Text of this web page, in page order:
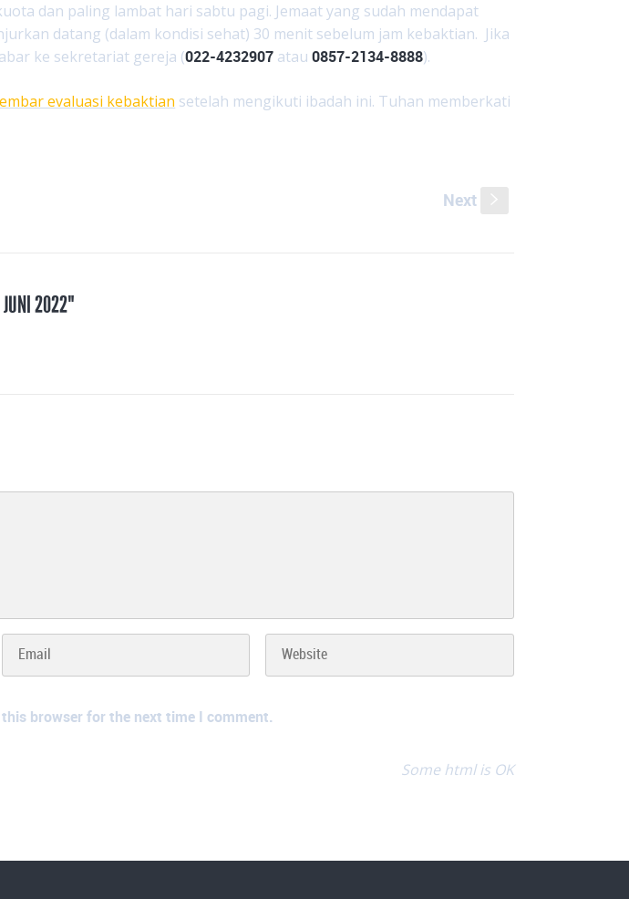
dan paling lambat hari sabtu pagi. Jemaat yang sudah mendapat
datang (dalam kondisi sehat) 30 menit sebelum jam kebaktian. Jika
ke sekretariat gereja (022-4232907 atau0857-2134-8888).
evaluasi kebaktian setelah mengikuti ibadah ini. Tuhan memberkati
Next
JUNI 2022"
browser for the next time I comment.
Some html is OK